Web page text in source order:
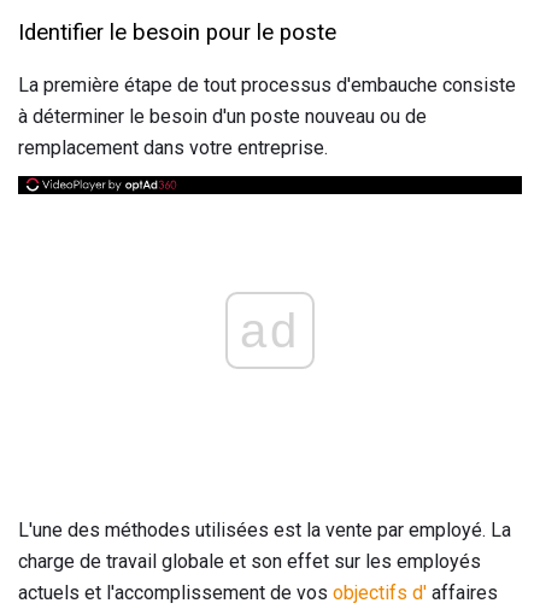
Identifier le besoin pour le poste
La première étape de tout processus d'embauche consiste
à déterminer le besoin d'un poste nouveau ou de
remplacement dans votre entreprise.
ad
L'une des méthodes utilisées est la vente par employé. La
charge de travail globale et son effet sur les employés
actuels et l'accomplissement de vos objectifs d' affaires